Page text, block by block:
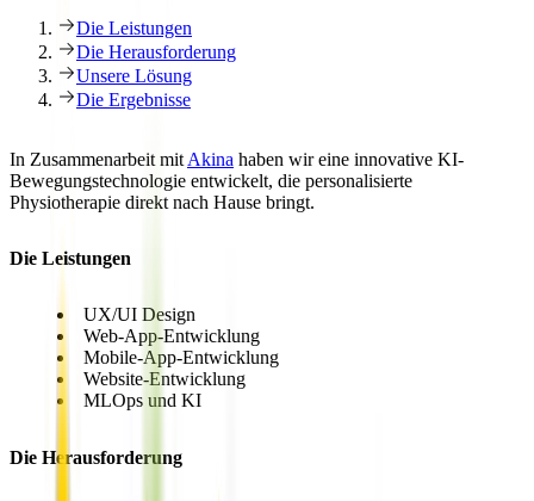
Die Leistungen
Die Herausforderung
Unsere Lösung
Die Ergebnisse
In Zusammenarbeit mit Akina haben wir eine innovative KI-
Bewegungstechnologie entwickelt, die personalisierte
Physiotherapie direkt nach Hause bringt.
Die Leistungen
UX/UI Design
Web-App-Entwicklung
Mobile-App-Entwicklung
Website-Entwicklung
MLOps und KI
Die Herausforderung